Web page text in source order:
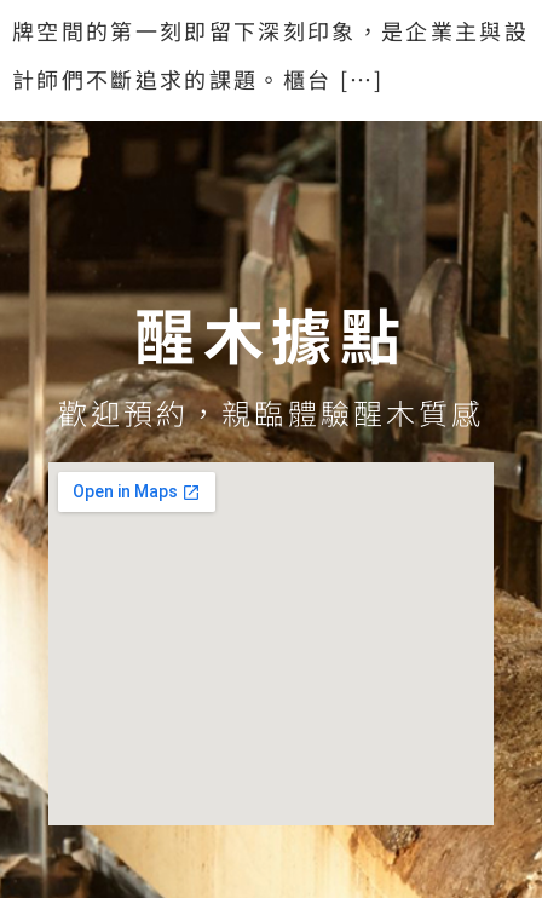
牌空間的第一刻即留下深刻印象，是企業主與設
計師們不斷追求的課題。櫃台 […]
醒木據點
歡迎預約，親臨體驗醒木質感